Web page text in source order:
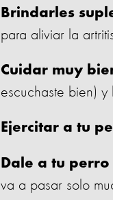
Brindarles
para aliviar la
Cuidar muy
escuchaste bien) y
Ejercitar a tu
Dale a tu perro
va a pasar solo